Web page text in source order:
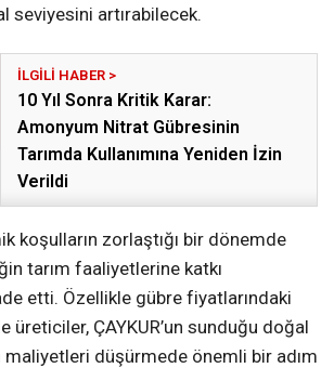
seviyesini artırabilecek.
10 Yıl Sonra Kritik Karar:
Amonyum Nitrat Gübresinin
Tarımda Kullanımına Yeniden İzin
Verildi
koşulların zorlaştığı bir dönemde
tarım faaliyetlerine katkı
etti. Özellikle gübre fiyatlarındaki
üreticiler, ÇAYKUR’un sunduğu doğal
düşürmede önemli bir adım